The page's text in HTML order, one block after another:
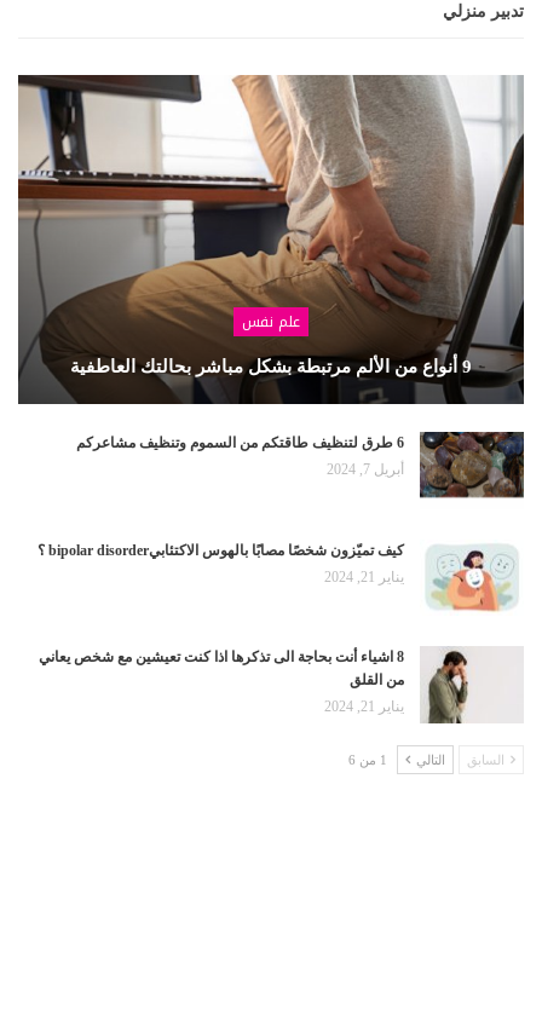
تدبير منزلي
علم نفس
9 أنواع من الألم مرتبطة بشكل مباشر بحالتك العاطفية
6 طرق لتنظيف طاقتكم من السموم وتنظيف مشاعركم
أبريل 7, 2024
كيف تميّزون شخصًا مصابًا بالهوس الاكتئابيbipolar disorder ؟
يناير 21, 2024
8 اشياء أنت بحاجة الى تذكرها اذا كنت تعيشين مع شخص يعاني
من القلق
يناير 21, 2024
السابق التالي 1 من 6